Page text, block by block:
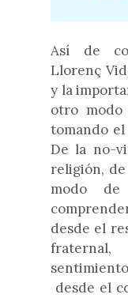
Así de
Llorenç
y la
otro
tomando
De la no-
religión, de
modo
desde el
desde el